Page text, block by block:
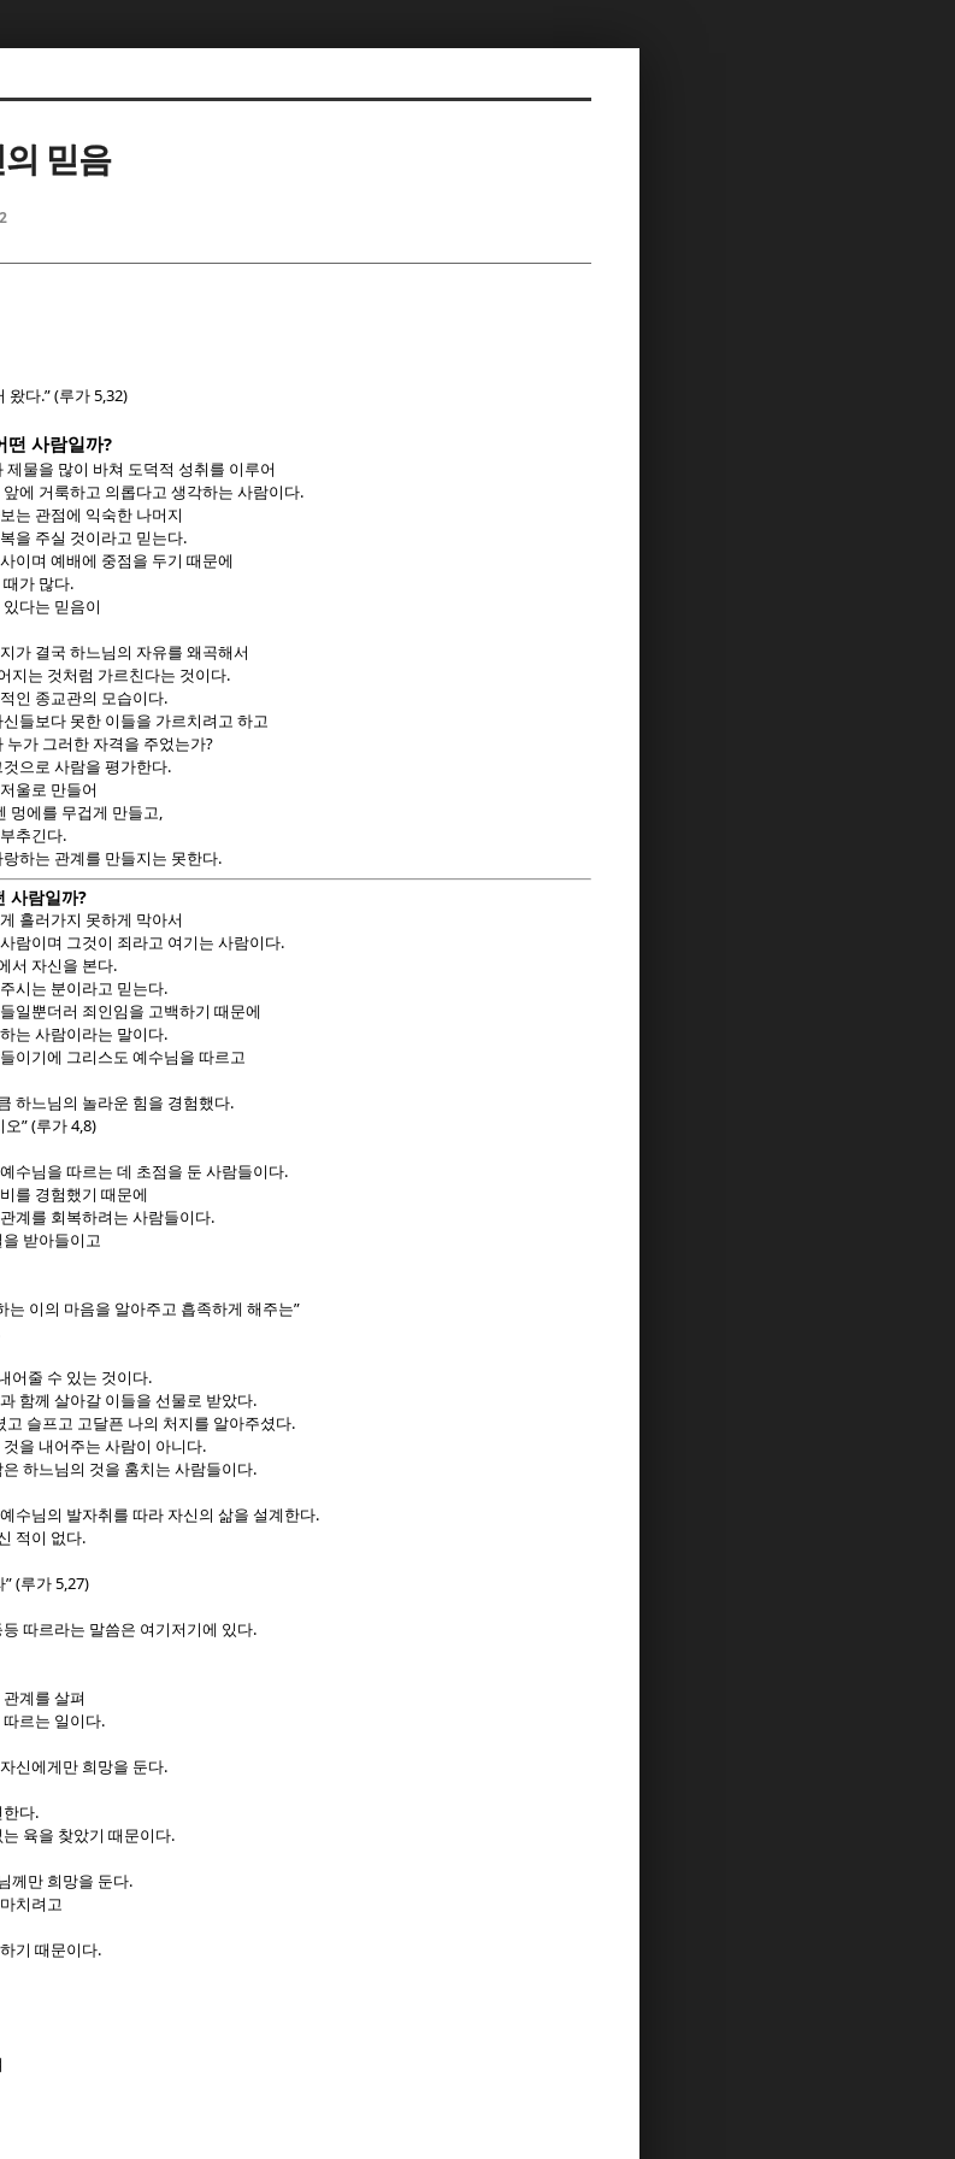
믿음
왔다.” (루가 5,32)
떤 사람일까?
물을 많이 바쳐 도덕적 성취를 이루어
에 거룩하고 의롭다고 생각하는 사람이다.
는 관점에 익숙한 나머지
을 주실 것이라고 믿는다.
이며 예배에 중점을 두기 때문에
가 많다.
다는 믿음이
가 결국 하느님의 자유를 왜곡해서
지는 것처럼 가르친다는 것이다.
인 종교관의 모습이다.
들보다 못한 이들을 가르치려고 하고
누가 그러한 자격을 주었는가?
으로 사람을 평가한다.
울로 만들어
멍에를 무겁게 만들고,
추긴다.
하는 관계를 만들지는 못한다.
사람일까?
흘러가지 못하게 막아서
람이며 그것이 죄라고 여기는 사람이다.
서 자신을 본다.
시는 분이라고 믿는다.
일뿐더러 죄인임을 고백하기 때문에
는 사람이라는 말이다.
이기에 그리스도 예수님을 따르고
하느님의 놀라운 힘을 경험했다.
오” (루가 4,8)
수님을 따르는 데 초점을 둔 사람들이다.
를 경험했기 때문에
계를 회복하려는 사람들이다.
받아들이고
는 이의 마음을 알아주고 흡족하게 해주는”
어줄 수 있는 것이다.
함께 살아갈 이들을 선물로 받았다.
슬프고 고달픈 나의 처지를 알아주셨다.
을 내어주는 사람이 아니다.
하느님의 것을 훔치는 사람들이다.
수님의 발자취를 따라 자신의 삶을 설계한다.
적이 없다.
” (루가 5,27)
등 따르라는 말씀은 여기저기에 있다.
계를 살펴
르는 일이다.
신에게만 희망을 둔다.
한다.
육을 찾았기 때문이다.
께만 희망을 둔다.
치려고
기 때문이다.
5
5